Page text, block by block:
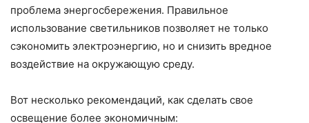
проблема энергосбережения. Правильное
использование светильников позволяет не только
сэкономить электроэнергию, но и снизить вредное
воздействие на окружающую среду.
Вот несколько рекомендаций, как сделать свое
освещение более экономичным: